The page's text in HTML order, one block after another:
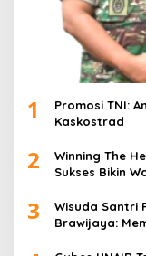
1
Promosi TNI:
Kaskostrad
2
Winning The
Sukses Bikin
3
Wisuda Santri
Brawijaya: